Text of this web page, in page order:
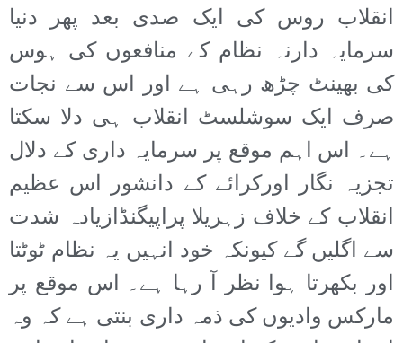
انقلاب روس کی ایک صدی بعد پھر دنیا
سرمایہ دارنہ نظام کے منافعوں کی ہوس
کی بھینٹ چڑھ رہی ہے اور اس سے نجات
صرف ایک سوشلسٹ انقلاب ہی دلا سکتا
ہے۔ اس اہم موقع پر سرمایہ داری کے دلال
تجزیہ نگار اورکرائے کے دانشور اس عظیم
انقلاب کے خلاف زہریلا پراپیگنڈازیادہ شدت
سے اگلیں گے کیونکہ خود انہیں یہ نظام ٹوٹتا
اور بکھرتا ہوا نظر آ رہا ہے۔ اس موقع پر
مارکس وادیوں کی ذمہ داری بنتی ہے کہ وہ